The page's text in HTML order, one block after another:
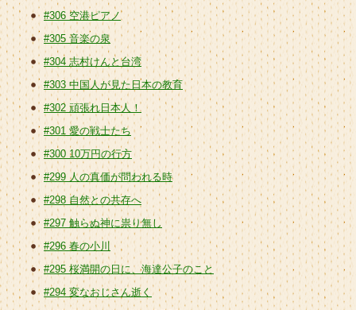
#306 空港ピアノ
#305 音楽の泉
#304 志村けんと台湾
#303 中国人が見た日本の教育
#302 頑張れ日本人！
#301 愛の戦士たち
#300 10万円の行方
#299 人の真価が問われる時
#298 自然との共存へ
#297 触らぬ神に祟り無し
#296 春の小川
#295 桜満開の日に、海達公子のこと
#294 変なおじさん逝く